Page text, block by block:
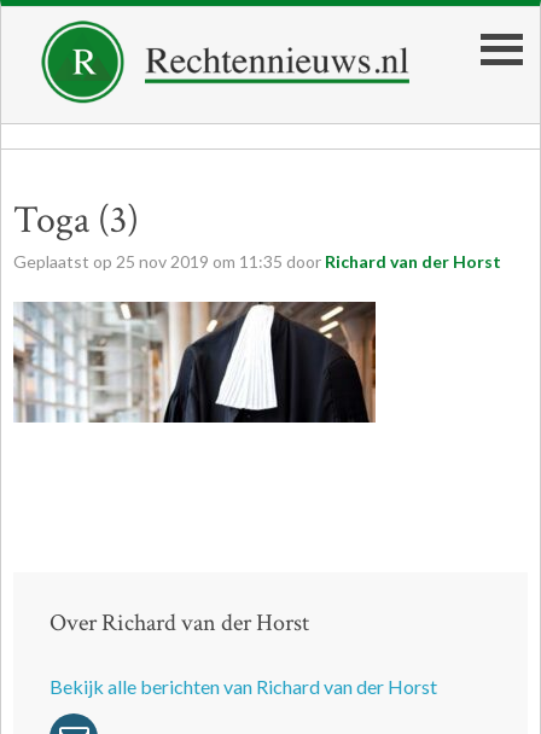
Toga (3)
Geplaatst op 25 nov 2019 om 11:35 door Richard van der Horst
Over Richard van der Horst
Bekijk alle berichten van Richard van der Horst